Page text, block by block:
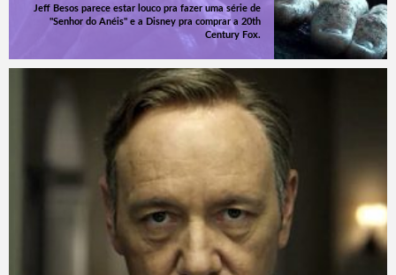
Jeff Besos parece estar louco pra fazer uma série de
"Senhor do Anéis" e a Disney pra comprar a 20th
Century Fox.